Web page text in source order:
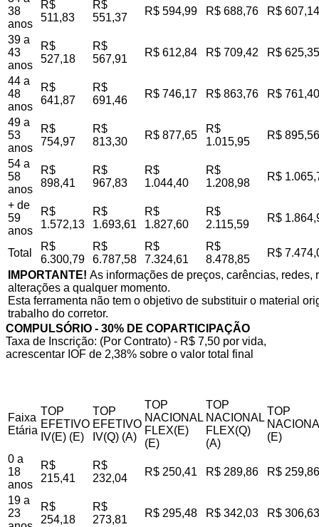
38
anos
R$
511,83
R$
551,37
R$ 594,99 R$ 688,76 R$ 607,14
39 a
43
anos
R$
527,18
R$
567,91
R$ 612,84 R$ 709,42 R$ 625,35
44 a
48
anos
R$
641,87
R$
691,46
R$ 746,17 R$ 863,76 R$ 761,40
49 a
53
anos
R$
754,97
R$
813,30
R$ 877,65
R$
1.015,95
R$ 895,56
54 a
58
anos
R$
898,41
R$
967,83
R$
1.044,40
R$
1.208,98
R$
+ de
59
anos
R$
1.572,13
R$
1.693,61
R$
1.827,60
R$
2.115,59
R$
Total
R$
6.300,79
R$
6.787,58
R$
7.324,61
R$
8.478,85
R$
IMPORTANTE! As informações de preços, carências,
alterações a qualquer momento.
Esta ferramenta não tem o objetivo de substituir o material
trabalho do corretor.
COMPULSÓRIO - 30% DE COPARTICIPAÇÃO
Taxa de Inscrição: (Por Contrato) - R$ 7,50 por vida,
acrescentar IOF de 2,38% sobre o valor total final
Faixa
Etária
TOP
EFETIVO
IV(E) (E)
TOP
EFETIVO
IV(Q) (A)
TOP
NACIONAL
FLEX(E)
(E)
TOP
NACIONAL
FLEX(Q)
(A)
TOP
(E)
0 a
18
anos
R$
215,41
R$
232,04
R$ 250,41 R$ 289,86 R$ 259,86
19 a
23
R$
254,18
R$
273,81
R$ 295,48 R$ 342,03 R$ 306,63